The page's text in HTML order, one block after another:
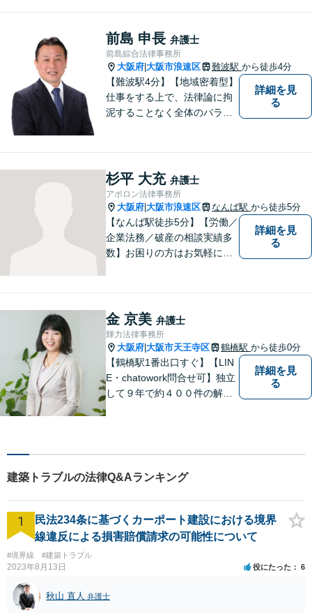
使できずにいる方々の力にな
りたいと弁護士を志しまし
た。 これまで多様なご相談に
向き合ってきた経験を活か
し、丁寧かつ柔軟な対応を心
がけています。
前島 申長 弁護士
前島綜合法律事務所
大阪府 大阪市浪速区 難波駅 から徒歩4分
【難波駅4分】【地域密着型】
仕事をする上で、法律論に拘
泥することなく全体のバラン
クライアントの話を丁寧に聞
き、意思疎通を測った上で最
適な解決策を提示します。
詳細を見
る
杉平 大充 弁護士
アポロン法律事務所
大阪府 大阪市浪速区 なんば駅 から徒歩5分
【なんば駅徒歩5分】【労働／
企業法務／破産の相談実績多
数】お困りの方はお気軽にご
詳細を見
る
金 京美 弁護士
輝力法律事務所
大阪府 大阪市天王寺区 鶴橋駅 から徒歩0分
【鶴橋駅1番出口すぐ】【LIN
E・chatowork問合せ可】独立
して９年で約４００件の解決
さ」「人間力」「交渉力」を
駆使して依頼者様の笑顔を取
り戻すべく全力で取り組みま
す。
詳細を見
る
建築トラブルの法律Q&Aランキング
1
民法234条に基づくカーポート建設における境界
線違反による損害賠償請求の可能性について
#境界線 #建築トラブル
2023年8月13日 役にたった 6
秋山 直人 弁護士